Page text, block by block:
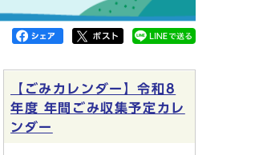
【ごみカレンダー】令和8
年度 年間ごみ収集予定カレ
ンダー